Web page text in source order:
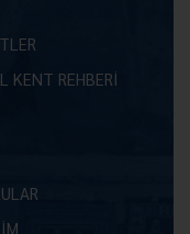
KENT REHBERİ